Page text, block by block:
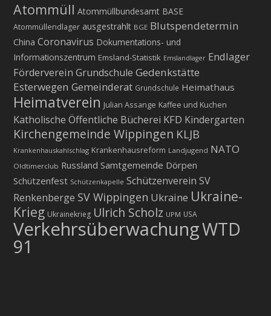
Atommüll Atommüllbundesamt BASE
Atommüllendlager ausgestrahlt BGE Blutspendetermin
China Coronavirus Dokumentations- und
Informationszentrum Emsland-Statistik Emslandlager Endlager
Förderverein Grundschule Gedenkstätte
Esterwegen Gemeinderat Grundschule Heimathaus
Heimatverein Julian Assange Kaffee und Kuchen
Katholische Öffentliche Bücherei KFD Kindergarten
Kirchengemeinde Wippingen KLJB
Krankenhauskahlschlag Krankenhausreform Landjugend NATO
Oldtimerclub Russland Samtgemeinde Dörpen
Schützenfest Schützenkapelle Schützenverein SV
Renkenberge SV Wippingen Ukraine Ukraine-
Krieg Ukrainekrieg Ulrich Scholz UPM USA
VerkehrsüberwachungWTD
91